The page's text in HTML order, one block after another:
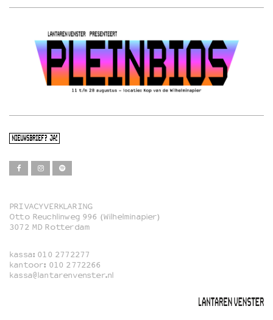
NIEUWSBRIEF? JA!
Film
Familie
Film in English
PRIVACYVERKLARING
Otto Reuchlinweg 996 (Wilhelminapier)
3072 MD Rotterdam
kassa: 010 2772277
kantoor: 010 2772266
kassa@lantarenvenster.nl